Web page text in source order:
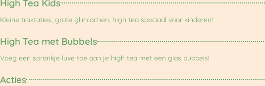
High Tea Kids
Kleine traktaties, grote glimlachen: high tea speciaal voor kinderen!
High Tea met Bubbels
Voeg een sprankje luxe toe aan je high tea met een glas bubbels!
Acties